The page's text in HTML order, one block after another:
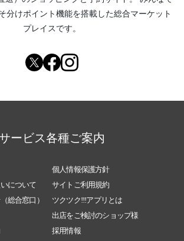
分けポイント機能を搭載した総合マーケット
プレイスです。
サービス各種ご案内
個人情報保護方針
について
サイトご利用規約
総合窓口）
ツクツク!!!アプリとは
出店をご検討のショップ様
採用情報